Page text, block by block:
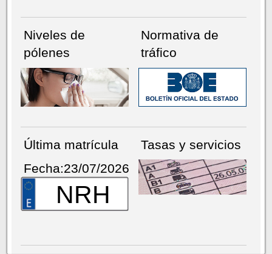
Niveles de
pólenes
Normativa de
tráfico
Última matrícula
Fecha:23/07/2026
NRH
Tasas y servicios